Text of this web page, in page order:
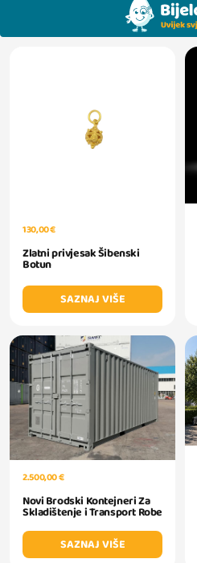
130,00 €
Zlatni privjesak Šibenski
Botun
SAZNAJ VIŠE
2.500,00 €
Novi Brodski Kontejneri Za
Skladištenje i Transport Robe
SAZNAJ VIŠE